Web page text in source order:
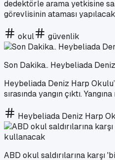
dedektörle arama yetkisine
görevlisinin ataması yapılacak
okul güvenlik
Son Dakika.. Heybeliada
Heybeliada Deniz Harp
sırasında yangın çıktı.
Heybeliada Deniz Harp
ABD okul saldırılarına karşı